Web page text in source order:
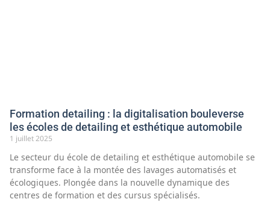
Formation detailing : la digitalisation bouleverse
les écoles de detailing et esthétique automobile
1 juillet 2025
Le secteur du école de detailing et esthétique automobile se
transforme face à la montée des lavages automatisés et
écologiques. Plongée dans la nouvelle dynamique des
centres de formation et des cursus spécialisés.